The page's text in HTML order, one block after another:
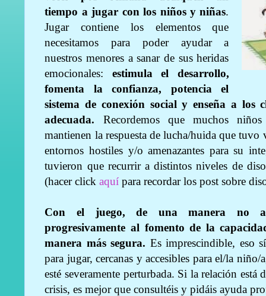
tiempo a jugar con los niños y niñas.
Jugar contiene los elementos que
necesitamos para poder ayudar a
nuestros menores a sanar de sus heridas
emocionales: estimula el desarrollo,
fomenta la confianza, potencia el
sistema de conexión social y enseña a los
adecuada. Recordemos que muchos
mantienen la respuesta de lucha/huida que
entornos hostiles y/o amenazantes para su
tuvieron que recurrir a distintos niveles de
(hacer clickaquí para recordar los post sobre
Con el juego, de una manera no
progresivamente al fomento de la
manera más segura. Es imprescindible, eso
para jugar, cercanas y accesibles para el/la
esté severamente perturbada. Si la relación está
crisis, es mejor que consultéis y pidáis ayuda